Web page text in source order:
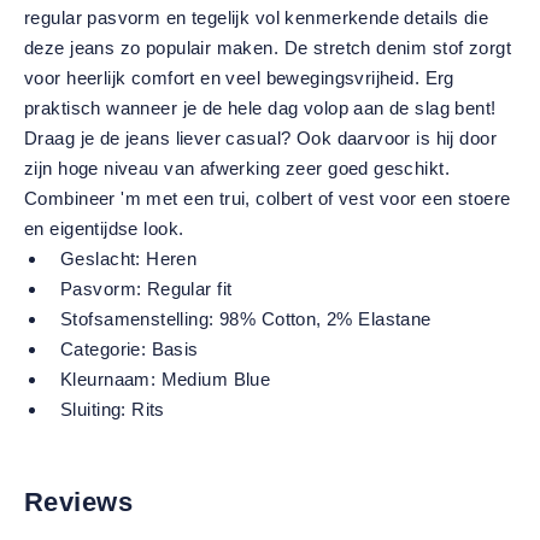
regular pasvorm en tegelijk vol kenmerkende details die
deze jeans zo populair maken. De stretch denim stof zorgt
voor heerlijk comfort en veel bewegingsvrijheid. Erg
praktisch wanneer je de hele dag volop aan de slag bent!
Draag je de jeans liever casual? Ook daarvoor is hij door
zijn hoge niveau van afwerking zeer goed geschikt.
Combineer 'm met een trui, colbert of vest voor een stoere
en eigentijdse look.
Geslacht: Heren
Pasvorm: Regular fit
Stofsamenstelling: 98% Cotton, 2% Elastane
Categorie: Basis
Kleurnaam: Medium Blue
Sluiting: Rits
Reviews